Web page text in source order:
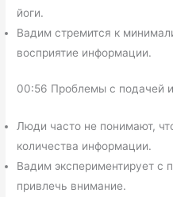
йоги.
Вадим стремится к
восприятие информации.
00:56 Проблемы с подачей
Люди часто не понимают,
количества информации.
Вадим экспериментирует с
привлечь внимание.